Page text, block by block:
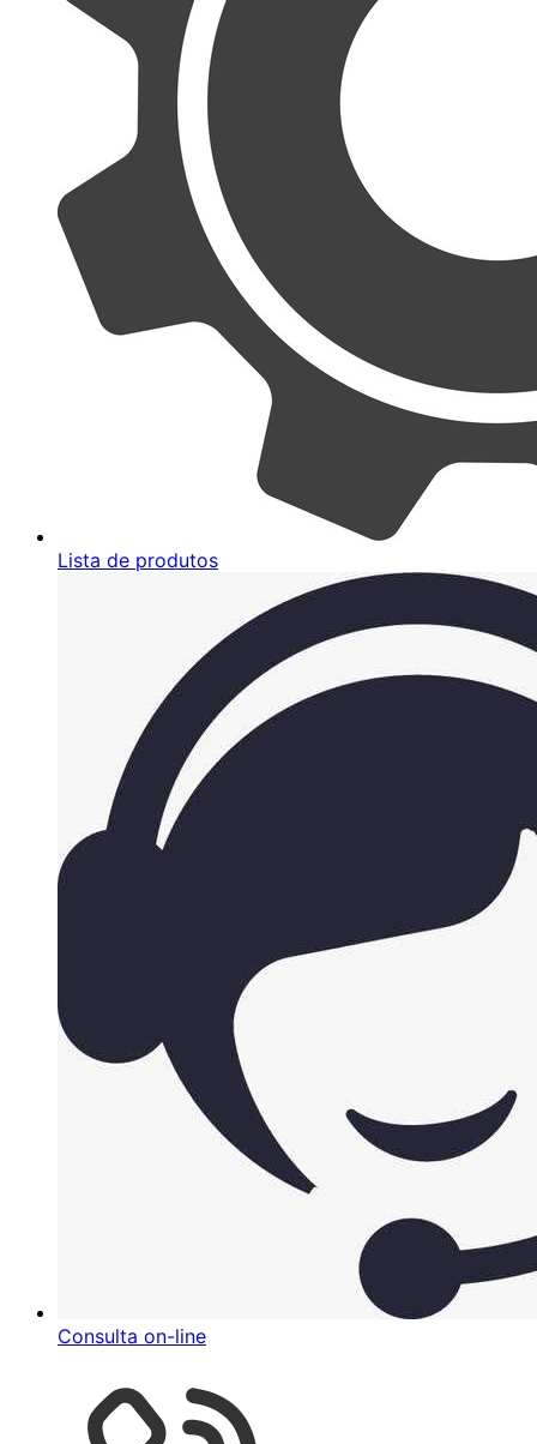
Lista de produtos
Consulta on-line